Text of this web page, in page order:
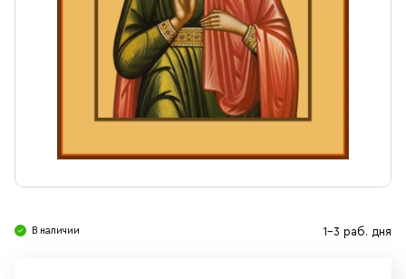
Ювелирные изделия
В наличии 1-3 раб. дня